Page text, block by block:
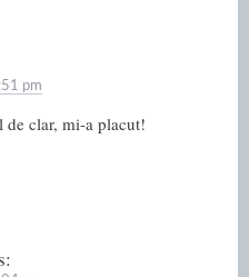
pm
clar, mi-a placut!